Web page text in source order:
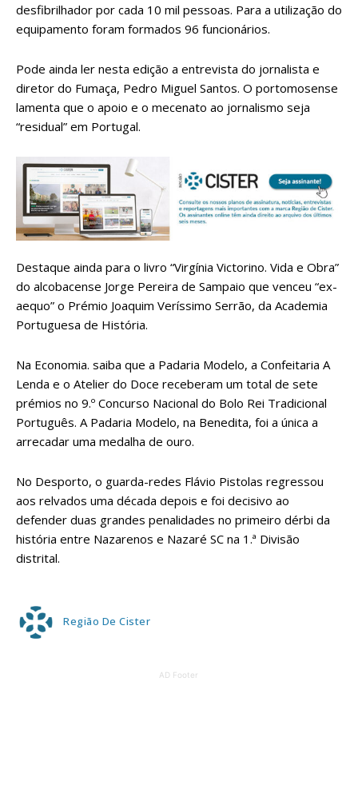
desfibrilhador por cada 10 mil pessoas. Para a utilização do
equipamento foram formados 96 funcionários.
Pode ainda ler nesta edição a entrevista do jornalista e
diretor do Fumaça, Pedro Miguel Santos. O portomosense
lamenta que o apoio e o mecenato ao jornalismo seja
“residual” em Portugal.
Destaque ainda para o livro “Virgínia Victorino. Vida e Obra”
do alcobacense Jorge Pereira de Sampaio que venceu “ex-
aequo” o Prémio Joaquim Veríssimo Serrão, da Academia
Portuguesa de História.
Na Economia. saiba que a Padaria Modelo, a Confeitaria A
Lenda e o Atelier do Doce receberam um total de sete
prémios no 9.º Concurso Nacional do Bolo Rei Tradicional
Português. A Padaria Modelo, na Benedita, foi a única a
arrecadar uma medalha de ouro.
No Desporto, o guarda-redes Flávio Pistolas regressou
aos relvados uma década depois e foi decisivo ao
defender duas grandes penalidades no primeiro dérbi da
história entre Nazarenos e Nazaré SC na 1.ª Divisão
distrital.
Região De Cister
AD Footer